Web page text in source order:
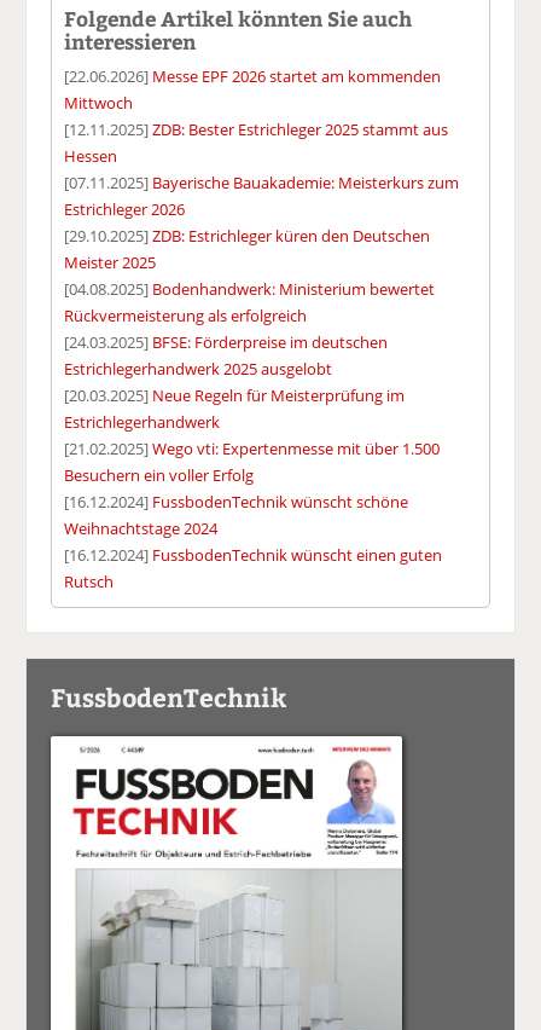
Folgende Artikel könnten Sie auch
interessieren
[22.06.2026] Messe EPF 2026 startet am kommenden
Mittwoch
[12.11.2025]ZDB: Bester Estrichleger 2025 stammt aus
Hessen
[07.11.2025] Bayerische Bauakademie: Meisterkurs zum
Estrichleger 2026
[29.10.2025]ZDB: Estrichleger küren den Deutschen
Meister 2025
[04.08.2025] Bodenhandwerk: Ministerium bewertet
Rückvermeisterung als erfolgreich
[24.03.2025] BFSE: Förderpreise im deutschen
Estrichlegerhandwerk 2025 ausgelobt
[20.03.2025] Neue Regeln für Meisterprüfung im
Estrichlegerhandwerk
[21.02.2025]Wego vti: Expertenmesse mit über 1.500
Besuchern ein voller Erfolg
[16.12.2024] FussbodenTechnik wünscht schöne
Weihnachtstage 2024
[16.12.2024] FussbodenTechnik wünscht einen guten
Rutsch
FussbodenTechnik